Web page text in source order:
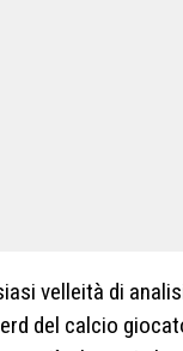
velleità di
del calcio